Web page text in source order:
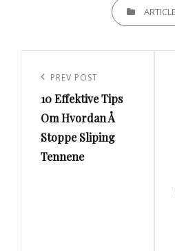
CATEGORIES
Previous
Post
PREV POST
10 Effektive Tips
Om Hvordan Å
Stoppe Sliping
Tennene